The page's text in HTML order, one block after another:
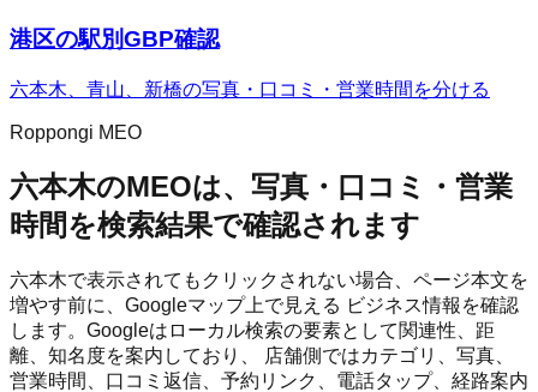
港区の駅別GBP確認
六本木、青山、新橋の写真・口コミ・営業時間を分ける
Roppongi MEO
六本木のMEOは、写真・口コミ・営業
時間を検索結果で確認されます
六本木で表示されてもクリックされない場合、ページ本文を
増やす前に、Googleマップ上で見える ビジネス情報を確認
します。Googleはローカル検索の要素として関連性、距
離、知名度を案内しており、 店舗側ではカテゴリ、写真、
営業時間、口コミ返信、予約リンク、電話タップ、経路案内